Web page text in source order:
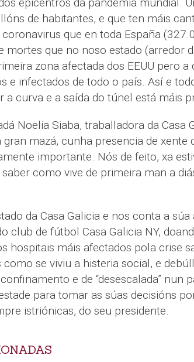
epicentros da pandemia mundial.
de habitantes, e que ten máis
que en toda España
mortes que no noso estado (arredor
zona afectada dos EEUU pero a
e infectados de todo o país. Así e
a curva e a saída do túnel está máis
Noelia Siaba, traballadora da Casa
mazá, cunha presencia de xente
importante. Nós de feito, xa
como vive de primeira man a
da Casa Galicia e nos conta a súa
club de fútbol Casa Galicia NY,
hospitais máis afectados pola crise
como se viviu a histeria social, e
e de “desescalada” nun
para tomar as súas decisións
istriónicas, do seu presidente.